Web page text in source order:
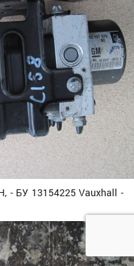
- БУ 13154225 Vauxhall -